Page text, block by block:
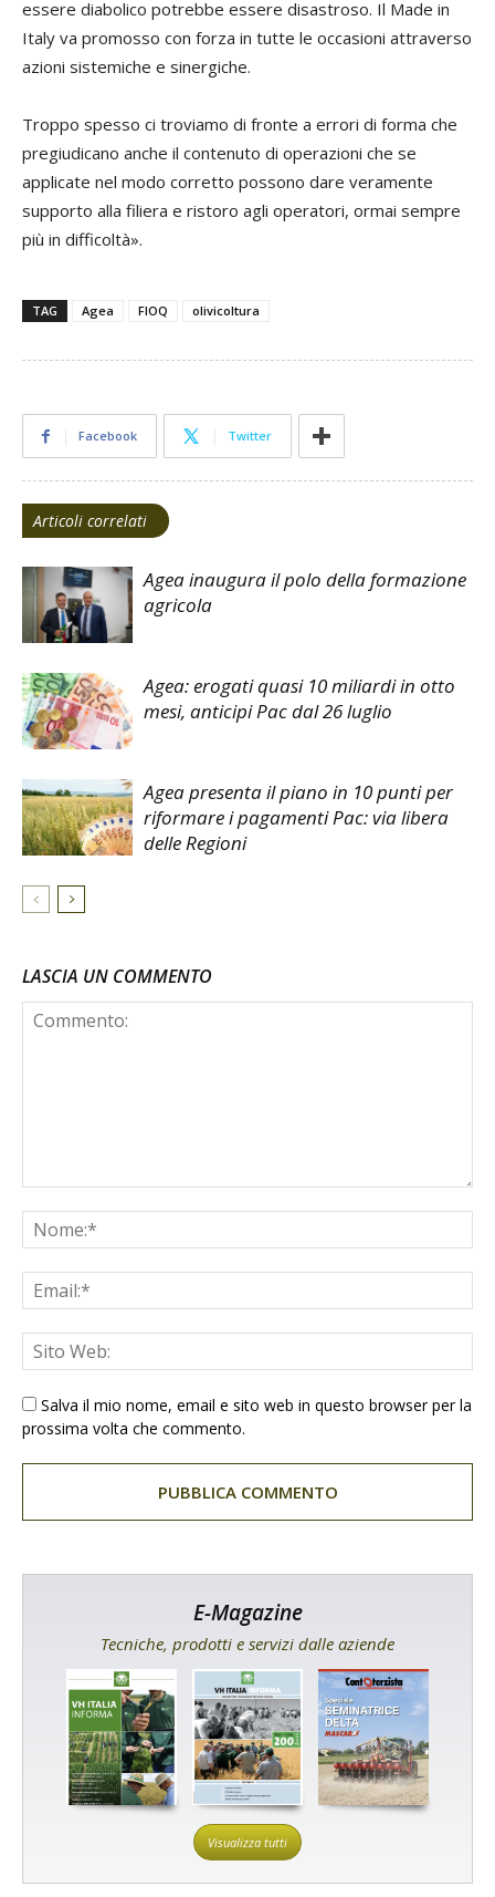
essere diabolico potrebbe essere disastroso. Il Made in
Italy va promosso con forza in tutte le occasioni attraverso
azioni sistemiche e sinergiche.
Troppo spesso ci troviamo di fronte a errori di forma che
pregiudicano anche il contenuto di operazioni che se
applicate nel modo corretto possono dare veramente
supporto alla filiera e ristoro agli operatori, ormai sempre
più in difficoltà».
TAG Agea FIOQ olivicoltura
Facebook Twitter
Articoli correlati
Agea inaugura il polo della formazione
agricola
Agea: erogati quasi 10 miliardi in otto
mesi, anticipi Pac dal 26 luglio
Agea presenta il piano in 10 punti per
riformare i pagamenti Pac: via libera
delle Regioni
LASCIA UN COMMENTO
Salva il mio nome, email e sito web in questo browser per la
prossima volta che commento.
E-Magazine
Tecniche, prodotti e servizi dalle aziende
Visualizza tutti